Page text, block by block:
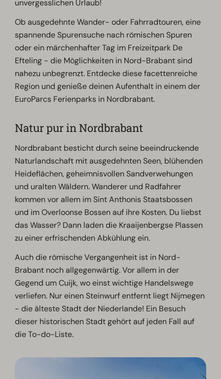
unvergesslichen Urlaub!
Ob ausgedehnte Wander- oder Fahrradtouren, eine
spannende Spurensuche nach römischen Spuren
oder ein märchenhafter Tag im Freizeitpark De
Efteling - die Möglichkeiten in Nord-Brabant sind
nahezu unbegrenzt. Entdecke diese facettenreiche
Region und genieße deinen Aufenthalt in einem der
EuroParcs Ferienparks in Nordbrabant.
Natur pur in Nordbrabant
Nordbrabant besticht durch seine beeindruckende
Naturlandschaft mit ausgedehnten Seen, blühenden
Heideflächen, geheimnisvollen Sandverwehungen
und uralten Wäldern. Wanderer und Radfahrer
kommen vor allem im Sint Anthonis Staatsbossen
und im Overloonse Bossen auf ihre Kosten. Du liebst
das Wasser? Dann laden die Kraaijenbergse Plassen
zu einer erfrischenden Abkühlung ein.
Auch die römische Vergangenheit ist in Nord-
Brabant noch allgegenwärtig. Vor allem in der
Gegend um Cuijk, wo einst wichtige Handelswege
verliefen. Nur einen Steinwurf entfernt liegt Nijmegen
- die älteste Stadt der Niederlande! Ein Besuch
dieser historischen Stadt gehört auf jeden Fall auf
die To-do-Liste.